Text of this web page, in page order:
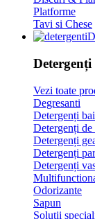
Platforme
Tavi si Chese
Detergenți
Vezi toate
Degresanti
Detergenți
Detergenți de
Detergenți
Detergenți
Detergenți
Odorizante
Sapun
Soluții